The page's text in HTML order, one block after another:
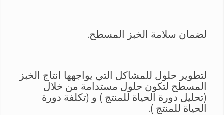
لضمان سلامة الخبز المسطح.
لتطوير حلول للمشاكل التي يواجهها انتاج الخبز
المسطح لتكون حلول مستدامة من خلال
(تحليل دورة الحياة للمنتج ) و (تكلفة دورة
الحياة للمنتج ).